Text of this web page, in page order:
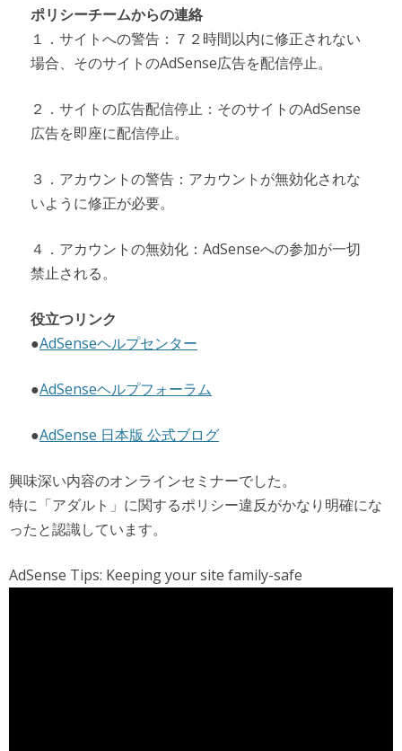
ポリシーチームからの連絡
１．サイトへの警告：７２時間以内に修正されない
場合、そのサイトのAdSense広告を配信停止。
２．サイトの広告配信停止：そのサイトのAdSense
広告を即座に配信停止。
３．アカウントの警告：アカウントが無効化されな
いように修正が必要。
４．アカウントの無効化：AdSenseへの参加が一切
禁止される。
役立つリンク
●AdSenseヘルプセンター
●AdSenseヘルプフォーラム
●AdSense 日本版 公式ブログ
興味深い内容のオンラインセミナーでした。
特に「アダルト」に関するポリシー違反がかなり明確にな
ったと認識しています。
AdSense Tips: Keeping your site family-safe